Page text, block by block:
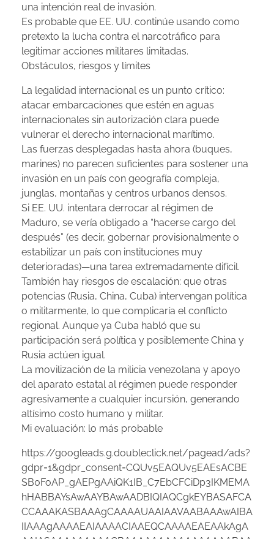
una intención real de invasión.
Es probable que EE. UU. continúe usando como
pretexto la lucha contra el narcotráfico para
legitimar acciones militares limitadas.
Obstáculos, riesgos y límites
La legalidad internacional es un punto crítico:
atacar embarcaciones que estén en aguas
internacionales sin autorización clara puede
vulnerar el derecho internacional marítimo.
Las fuerzas desplegadas hasta ahora (buques,
marines) no parecen suficientes para sostener una
invasión en un país con geografía compleja,
junglas, montañas y centros urbanos densos.
Si EE. UU. intentara derrocar al régimen de
Maduro, se vería obligado a “hacerse cargo del
después” (es decir, gobernar provisionalmente o
estabilizar un país con instituciones muy
deterioradas)—una tarea extremadamente difícil.
También hay riesgos de escalación: que otras
potencias (Rusia, China, Cuba) intervengan política
o militarmente, lo que complicaría el conflicto
regional. Aunque ya Cuba habló que su
participación será política y posiblemente China y
Rusia actúen igual.
La movilización de la milicia venezolana y apoyo
del aparato estatal al régimen puede responder
agresivamente a cualquier incursión, generando
altísimo costo humano y militar.
Mi evaluación: lo más probable
https://googleads.g.doubleclick.net/pagead/ads?
gdpr=1&gdpr_consent=CQUv5EAQUv5EAEsACBE
SB0FoAP_gAEPgAAiQK1IB_C7EbCFCiDp3IKMEMA
hHABBAYsAwAAYBAwAADBIQIAQCgkEYBASAFCA
CCAAAKASBAAAgCAAAAUAAIAAVAABAAAwAIBA
IIAAAgAAAAEAIAAAACIAAEQCAAAAEAEAAkAgA